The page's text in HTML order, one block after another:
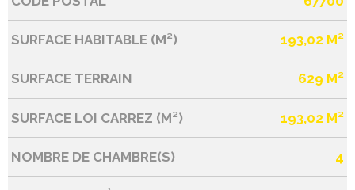
SURFACE HABITABLE (M²) 193,02 M²
SURFACE TERRAIN 629 M²
SURFACE LOI CARREZ (M²) 193,02 M²
NOMBRE DE CHAMBRE(S) 4